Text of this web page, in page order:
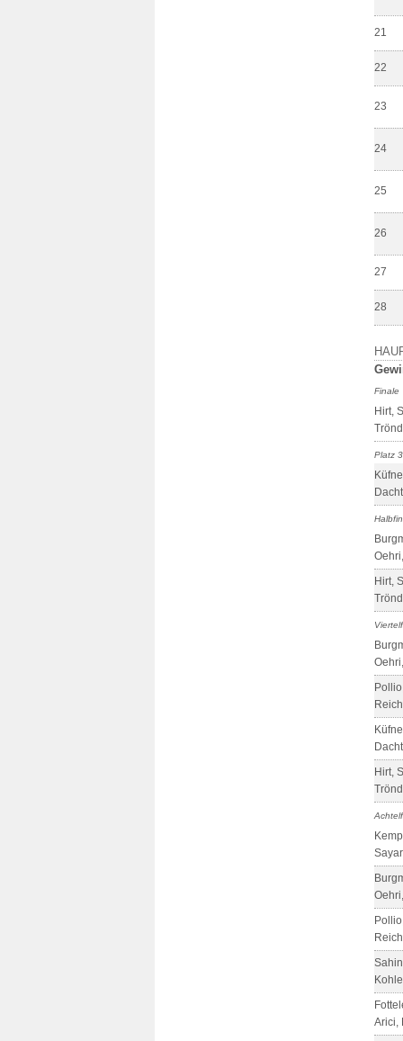
21
22
23
24
25
26
27
28
Finale
Hirt,
Platz 3
Hirt,
Hirt,
Arici,